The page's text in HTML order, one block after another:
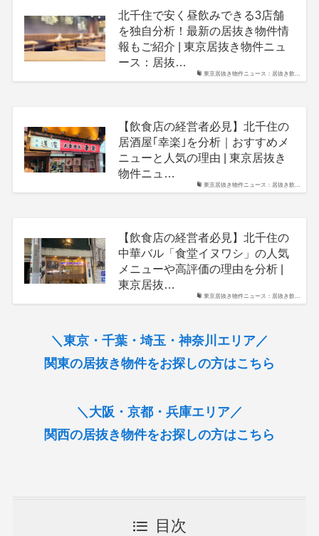
東京居抜き物件ニュース：居抜き飲…
北千住で安く昼飲みできる3店舗
を独自分析！最新の居抜き物件情
報もご紹介 | 東京居抜き物件ニュ
ース：居抜…
東京居抜き物件ニュース：居抜き飲…
【飲食店の経営者必見】北千住の
居酒屋｢幸楽｣を分析｜おすすめメ
ニューと人気の理由 | 東京居抜き
物件ニュ…
東京居抜き物件ニュース：居抜き飲…
【飲食店の経営者必見】北千住の
中華バル「食堂イヌワシ」の人気
メニューや高評価の理由を分析 |
東京居抜…
＼東京・千葉・埼玉・神奈川エリア／
関東の居抜き物件をお探しの方はこちら
＼大阪・京都・兵庫エリア／
関西の居抜き物件をお探しの方はこちら
目次